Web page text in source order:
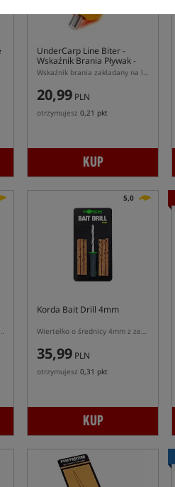
UnderCarp Line Biter-
Wskaźnik Brania Pływak -
Pomarańczowy Neon
Wskaźnik brania zakładany na linkę główną
20,99 PLN
otrzymujesz 0,21 pkt
KUP
Wskaźnik brania zakładany na linkę główną
5,0
Korda Bait Drill 4mm
Wiertełko o średnicy 4mm z zestawem korków balansowania do przynęt
35,99 PLN
otrzymujesz 0,31 pkt
KUP